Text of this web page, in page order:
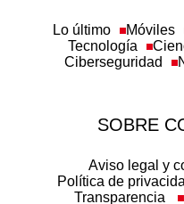
Lo último Móviles
Tecnología
Ciberseguridad
SOBRE
Aviso legal y
Política de
Transparencia